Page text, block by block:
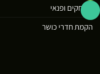
משחקים ופנאי
הקמת חדרי כושר